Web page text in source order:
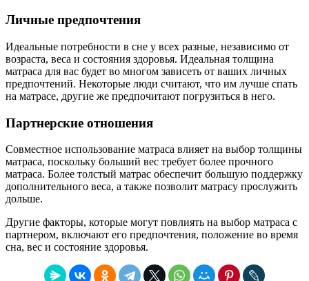
Личные предпочтения
Идеальные потребности в сне у всех разные, независимо от
возраста, веса и состояния здоровья. Идеальная толщина
матраса для вас будет во многом зависеть от ваших личных
предпочтений. Некоторые люди считают, что им лучше спать
на матрасе, другие же предпочитают погрузиться в него.
Партнерские отношения
Совместное использование матраса влияет на выбор толщины
матраса, поскольку больший вес требует более прочного
матраса. Более толстый матрас обеспечит большую поддержку
дополнительного веса, а также позволит матрасу прослужить
дольше.
Другие факторы, которые могут повлиять на выбор матраса с
партнером, включают его предпочтения, положение во время
сна, вес и состояние здоровья.